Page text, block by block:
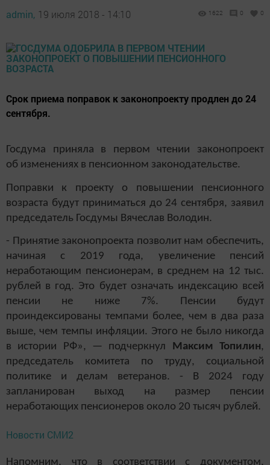
admin, 19 июля 2018 - 14:10 1622 0 0
Срок приема поправок к законопроекту продлен до 24
сентября.
Госдума приняла в первом чтении законопроект
об изменениях в пенсионном законодательстве.
Поправки к проекту о повышении пенсионного
возраста будут приниматься до 24 сентября, заявил
председатель Госдумы Вячеслав Володин.
- Принятие законопроекта позволит нам обеспечить,
начиная с 2019 года, увеличение пенсий
неработающим пенсионерам, в среднем на 12 тыс.
рублей в год. Это будет означать индексацию всей
пенсии не ниже 7%. Пенсии будут
проиндексированы темпами более, чем в два раза
выше, чем темпы инфляции. Этого не было никогда
в истории РФ», — подчеркнул Максим Топилин,
председатель комитета по труду, социальной
политике и делам ветеранов. - В 2024 году
запланирован выход на размер пенсии
неработающих пенсионеров около 20 тысяч рублей.
Новости СМИ2
Напомним, что в соответствии с документом,